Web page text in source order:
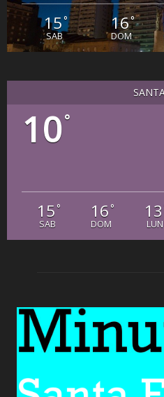
15°
SAB
16°
DOM
10°
15 °
SAB
16 °
DOM
13
LUN